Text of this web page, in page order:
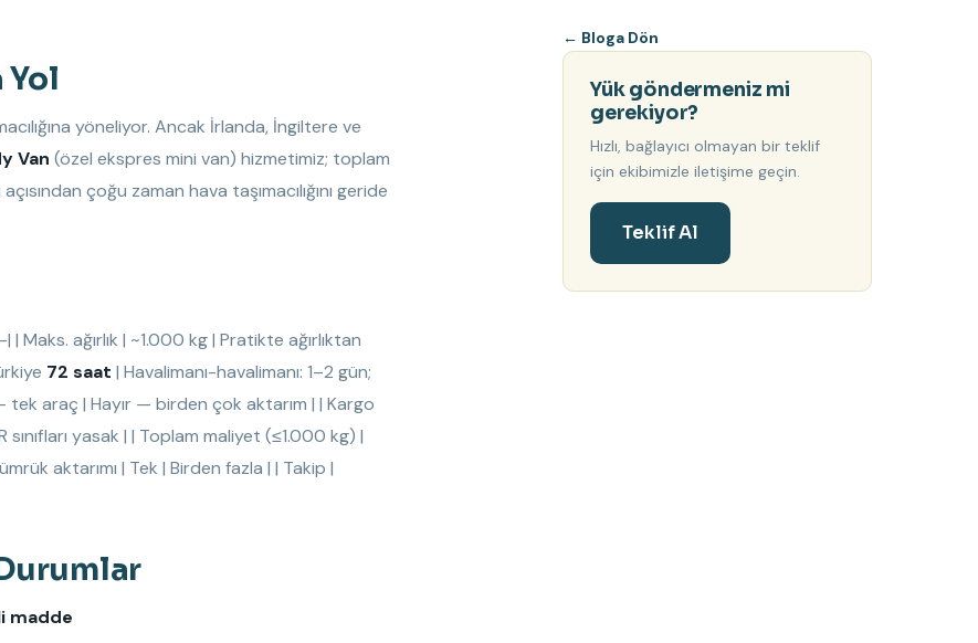
Yol
yöneliyor. Ancak İrlanda, İngiltere ve
Van (özel ekspres mini van) hizmetimiz; toplam
çoğu zaman hava taşımacılığını geride
Maks. ağırlık | ~1.000 kg | Pratikte ağırlıktan
72 saat | Havalimanı-havalimanı: 1–2 gün;
tek araç | Hayır — birden çok aktarım | | Kargo
sınıfları yasak | | Toplam maliyet (≤1.000 kg) |
aktarımı | Tek | Birden fazla | | Takip |
madde
← Bloga Dön
Yük göndermeniz mi
gerekiyor?
Hızlı, bağlayıcı olmayan bir teklif
için ekibimizle iletişime geçin.
Teklif Al